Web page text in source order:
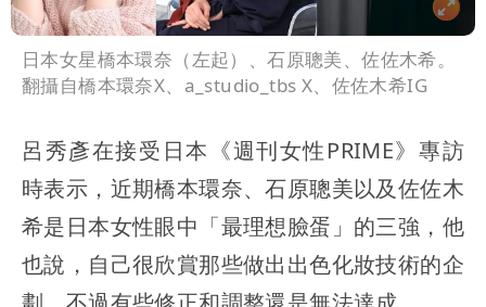
日本女星橋本環奈（左起）、石原聰美、佐佐木希。
翻攝自橋本環奈X、a_studio_tbs X、佐佐木希IG
呂秀彥在接受日本《週刊女性PRIME》專訪
時表示，近期橋本環奈、石原聰美以及佐佐木
希是日本女性眼中「最理想臉蛋」的三強，他
也說，自己很欣賞那些做出出色化妝技術的企